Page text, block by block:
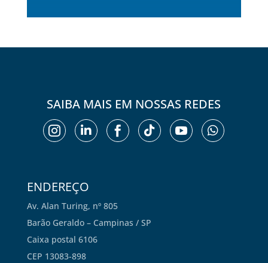
SAIBA MAIS EM NOSSAS REDES
     
ENDEREÇO
Av. Alan Turing, nº 805
Barão Geraldo – Campinas / SP
Caixa postal 6106
CEP 13083-898